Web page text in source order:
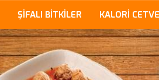
ŞİFALI BİTKİLER KALORİ